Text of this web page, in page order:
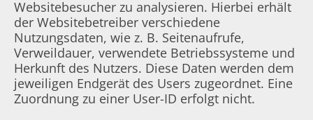
Websitebesucher zu analysieren. Hierbei erhält
der Websitebetreiber verschiedene
Nutzungsdaten, wie z. B. Seitenaufrufe,
Verweildauer, verwendete Betriebssysteme und
Herkunft des Nutzers. Diese Daten werden dem
jeweiligen Endgerät des Users zugeordnet. Eine
Zuordnung zu einer User-ID erfolgt nicht.